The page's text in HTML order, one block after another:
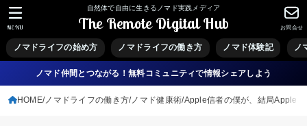
自然体で自由に生きるノマド実践メディア
The Remote Digital Hub
ノマドライフの始め方 ノマドライフの働き方 ノマド体験記 ノ
お問合せ
MENU
ノマド仲間とつながる！無料コミュニティで情報シェアしよう
HOME ノマドライフの働き方 ノマド健康術 Apple信者の僕が、結局Apple